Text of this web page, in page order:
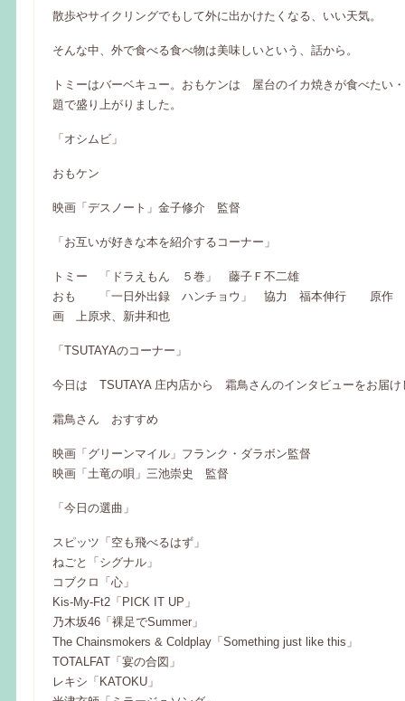
散歩やサイクリングでもして外に出かけたくなる、いい天気。
そんな中、外で食べる食べ物は美味しいという、話から。
トミーはバーベキュー。おもケンは 屋台のイカ焼きが食べたい
題で盛り上がりました。
「オシムビ」
おもケン
映画「デスノート」金子修介 監督
「お互いが好きな本を紹介するコーナー」
トミー 「ドラえもん ５巻」 藤子Ｆ不二雄
おも 「一日外出録 ハンチョウ」 協力 福本伸行 原
画 上原求、新井和也
「TSUTAYAのコーナー」
今日は TSUTAYA 庄内店から 霜鳥さんのインタビューをお届け
霜鳥さん おすすめ
映画「グリーンマイル」フランク・ダラボン監督
映画「土竜の唄」三池崇史 監督
「今日の選曲」
スピッツ「空も飛べるはず」
ねごと「シグナル」
コブクロ「心」
Kis-My-Ft2「PICK IT UP」
乃木坂46「裸足でSummer」
The Chainsmokers & Coldplay「Something just like this」
TOTALFAT「宴の合図」
レキシ「KATOKU」